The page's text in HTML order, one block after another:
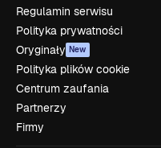
Regulamin serwisu
Polityka prywatności
Oryginały New
Polityka plików cookie
Centrum zaufania
Partnerzy
Firmy